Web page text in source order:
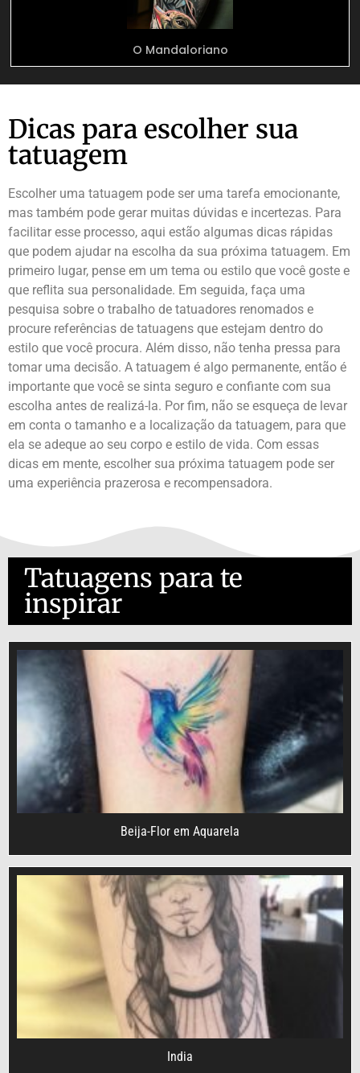
O Mandaloriano
Dicas para escolher sua
tatuagem
Escolher uma tatuagem pode ser uma tarefa emocionante,
mas também pode gerar muitas dúvidas e incertezas. Para
facilitar esse processo, aqui estão algumas dicas rápidas
que podem ajudar na escolha da sua próxima tatuagem. Em
primeiro lugar, pense em um tema ou estilo que você goste e
que reflita sua personalidade. Em seguida, faça uma
pesquisa sobre o trabalho de tatuadores renomados e
procure referências de tatuagens que estejam dentro do
estilo que você procura. Além disso, não tenha pressa para
tomar uma decisão. A tatuagem é algo permanente, então é
importante que você se sinta seguro e confiante com sua
escolha antes de realizá-la. Por fim, não se esqueça de levar
em conta o tamanho e a localização da tatuagem, para que
ela se adeque ao seu corpo e estilo de vida. Com essas
dicas em mente, escolher sua próxima tatuagem pode ser
uma experiência prazerosa e recompensadora.
Tatuagens para te
inspirar
Beija-Flor em Aquarela
India